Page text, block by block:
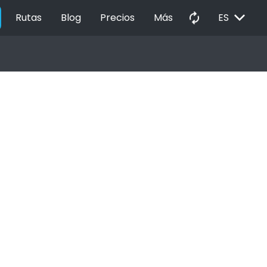
Rutas Blog Precios Más autorenew ES EXPAND_MORE